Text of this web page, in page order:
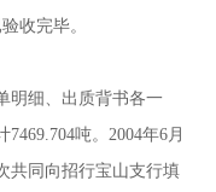
收完毕。
明细、出质背书各一
吨。2004年6月
共同向招行宝山支行填